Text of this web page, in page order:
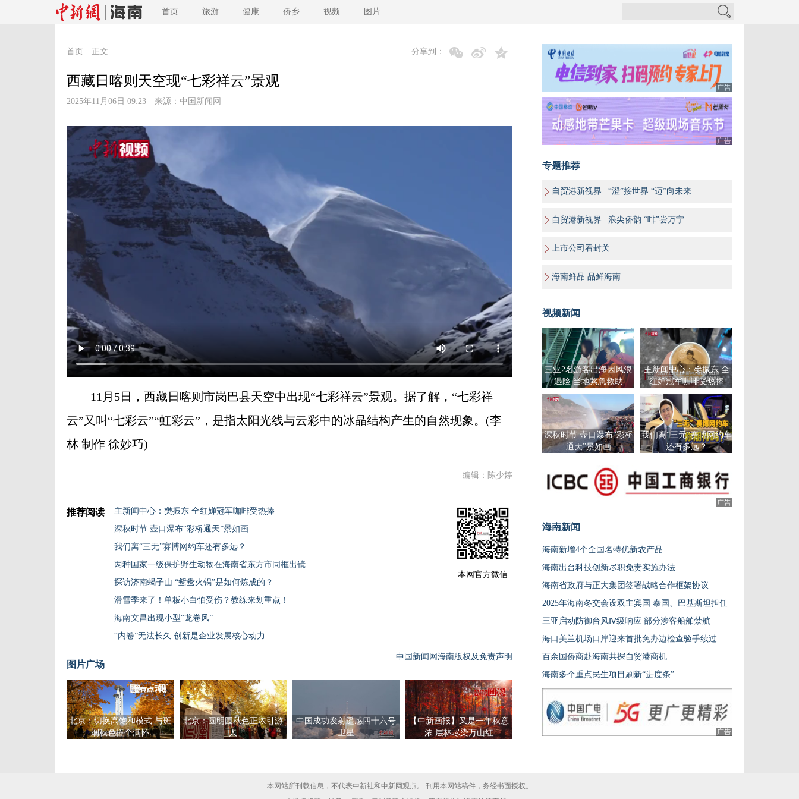
首页 旅游 健康 侨乡 视频 图片
首页 —正文 分享到：
西藏日喀则天空现“七彩祥云”景观
2025年11月06日 09:23 来源： 中国新闻网
11月5日，西藏日喀则市岗巴县天空中出现“七彩祥云”景观。据了解，“七彩祥
云”又叫“七彩云”“虹彩云”，是指太阳光线与云彩中的冰晶结构产生的自然现象。(李
林 制作 徐妙巧)
编辑：陈少婷
推荐阅读
主新闻中心：樊振东 全红婵冠军咖啡受热捧
深秋时节 壶口瀑布“彩桥通天”景如画
我们离“三无”赛博网约车还有多远？
两种国家一级保护野生动物在海南省东方市同框出镜
探访济南蝎子山 “鸳鸯火锅”是如何炼成的？
滑雪季来了！单板小白怕受伤？教练来划重点！
海南文昌出现小型“龙卷风”
“内卷”无法长久 创新是企业发展核心动力
本网官方微信
中国新闻网海南版权及免责声明
图片广场
北京：切换高饱和模式 与斑
斓秋色撞个满怀
北京：圆明园秋色正浓引游
人
中国成功发射遥感四十六号
卫星
【中新画报】又是一年秋意
浓 层林尽染万山红
广告
广告
专题推荐
自贸港新视界 | “澄”接世界 “迈”向未来
自贸港新视界 | 浪尖侨韵 “啡”尝万宁
上市公司看封关
海南鲜品 品鲜海南
视频新闻
三亚2名游客出海因风浪
遇险 当地紧急救助
主新闻中心：樊振东 全
红婵冠军咖啡受热捧
深秋时节 壶口瀑布“彩桥
通天”景如画
我们离“三无”赛博网约车
还有多远？
广告
海南新闻
海南新增4个全国名特优新农产品
海南出台科技创新尽职免责实施办法
海南省政府与正大集团签署战略合作框架协议
2025年海南冬交会设双主宾国 泰国、巴基斯坦担任
三亚启动防御台风Ⅳ级响应 部分涉客船舶禁航
海口美兰机场口岸迎来首批免办边检查验手续过境游客
百余国侨商赴海南共探自贸港商机
海南多个重点民生项目刷新“进度条”
广告
本网站所刊载信息，不代表中新社和中新网观点。 刊用本网站稿件，务经书面授权。